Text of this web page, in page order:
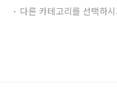
다른 카테고리를 선택하